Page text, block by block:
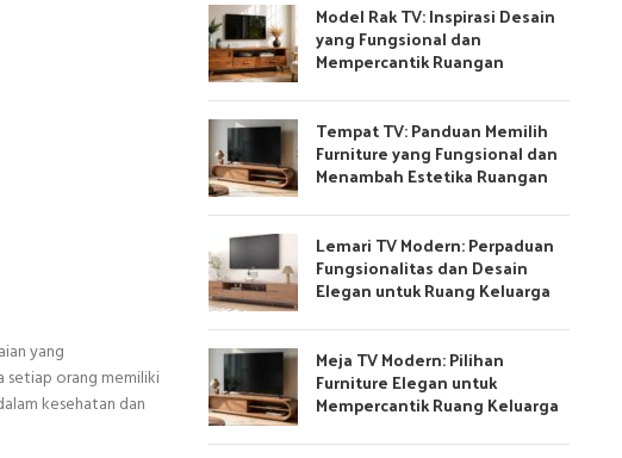
yang
setiap orang memiliki
kesehatan dan
Model Rak TV: Inspirasi Desain
yang Fungsional dan
Mempercantik Ruangan
Tempat TV: Panduan Memilih
Furniture yang Fungsional dan
Menambah Estetika Ruangan
Lemari TV Modern: Perpaduan
Fungsionalitas dan Desain
Elegan untuk Ruang Keluarga
Meja TV Modern: Pilihan
Furniture Elegan untuk
Mempercantik Ruang Keluarga